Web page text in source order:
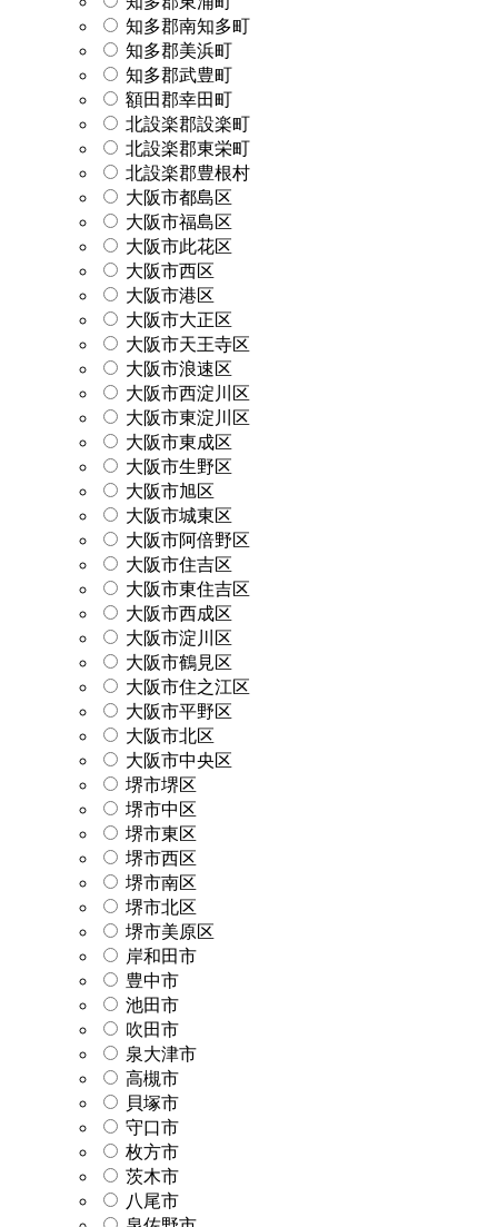
知多郡南知多町
知多郡美浜町
知多郡武豊町
額田郡幸田町
北設楽郡設楽町
北設楽郡東栄町
北設楽郡豊根村
大阪市都島区
大阪市福島区
大阪市此花区
大阪市西区
大阪市港区
大阪市大正区
大阪市天王寺区
大阪市浪速区
大阪市西淀川区
大阪市東淀川区
大阪市東成区
大阪市生野区
大阪市旭区
大阪市城東区
大阪市阿倍野区
大阪市住吉区
大阪市東住吉区
大阪市西成区
大阪市淀川区
大阪市鶴見区
大阪市住之江区
大阪市平野区
大阪市北区
大阪市中央区
堺市堺区
堺市中区
堺市東区
堺市西区
堺市南区
堺市北区
堺市美原区
岸和田市
豊中市
池田市
吹田市
泉大津市
高槻市
貝塚市
守口市
枚方市
茨木市
八尾市